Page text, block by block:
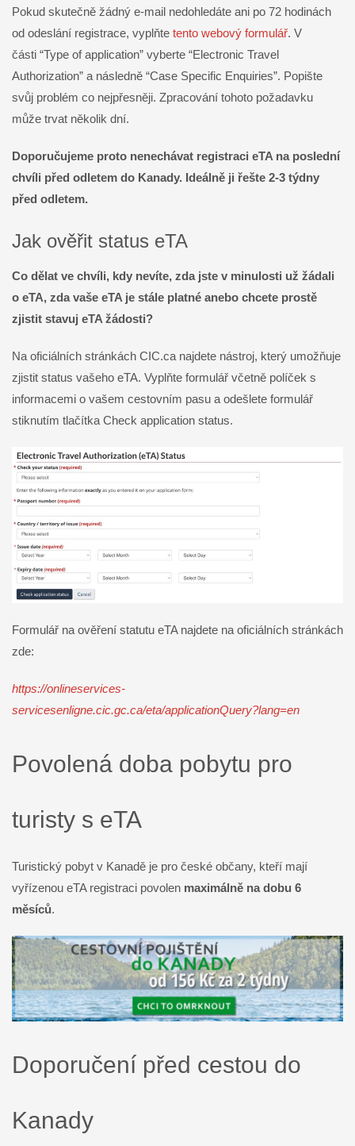
Pokud skutečně žádný e-mail nedohledáte ani po 72 hodinách
od odeslání registrace, vyplňte tento webový formulář. V
části “Type of application” vyberte “Electronic Travel
Authorization” a následně “Case Specific Enquiries”. Popište
svůj problém co nejpřesněji. Zpracování tohoto požadavku
může trvat několik dní.
Doporučujeme proto nenechávat registraci eTA na poslední
chvíli před odletem do Kanady. Ideálně ji řešte 2-3 týdny
před odletem.
Jak ověřit status eTA
Co dělat ve chvíli, kdy nevíte, zda jste v minulosti už žádali
o eTA, zda vaše eTA je stále platné anebo chcete prostě
zjistit stavuj eTA žádosti?
Na oficiálních stránkách CIC.ca najdete nástroj, který umožňuje
zjistit status vašeho eTA. Vyplňte formulář včetně políček s
informacemi o vašem cestovním pasu a odešlete formulář
stiknutím tlačítka Check application status.
Formulář na ověření statutu eTA najdete na oficiálních stránkách
zde:
https://onlineservices-
servicesenligne.cic.gc.ca/eta/applicationQuery?lang=en
Povolená doba pobytu pro
turisty s eTA
Turistický pobyt v Kanadě je pro české občany, kteří mají
vyřízenou eTA registraci povolen maximálně na dobu 6
měsíců.
Doporučení před cestou do
Kanady